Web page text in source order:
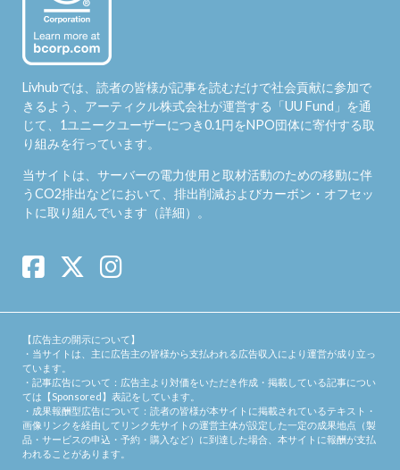
Livhubでは、読者の皆様が記事を読むだけで社会貢献に参加で
きるよう、アーティクル株式会社が運営する「UU Fund 」を通
じて、1ユニークユーザーにつき0.1円をNPO団体に寄付する取
り組みを行っています。
当サイトは、サーバーの電力使用と取材活動のための移動に伴
うCO2排出などにおいて、排出削減およびカーボン・オフセッ
トに取り組んでいます（詳細）。
【広告主の開示について】
・当サイトは、主に広告主の皆様から支払われる広告収入により運営が成り立っ
ています。
・記事広告について：広告主より対価をいただき作成・掲載している記事につい
ては【Sponsored】表記をしています。
・成果報酬型広告について：読者の皆様が本サイトに掲載されているテキスト・
画像リンクを経由してリンク先サイトの運営主体が設定した一定の成果地点（製
品・サービスの申込・予約・購入など）に到達した場合、本サイトに報酬が支払
われることがあります。